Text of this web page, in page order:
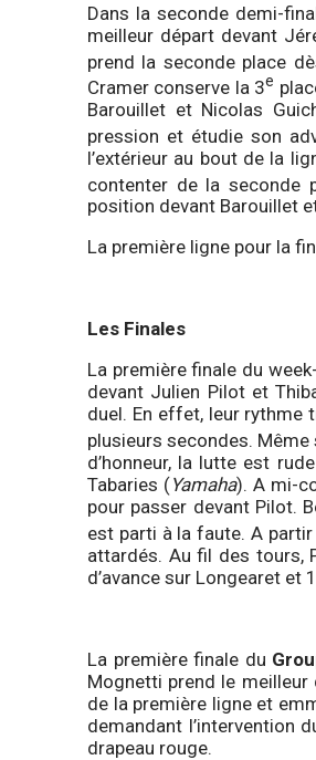
Dans la seconde demi-
meilleur départ devant
prend la seconde place
Cramer conserve la 3e
Barouillet et Nicolas
pression et étudie son
l’extérieur au bout de la
contenter de la seconde
position devant Barouillet
La première ligne pour la
Les Finales
La première finale du
devant Julien Pilot et
duel. En effet, leur rythme
plusieurs secondes. Même
d’honneur, la lutte est
Tabaries (Yamaha). A mi-
pour passer devant Pilot.
est parti à la faute. A
attardés. Au fil des tours,
d’avance sur Longearet et
La première finale du
Mognetti prend le meilleur
de la première ligne et
demandant l’intervention
drapeau rouge.